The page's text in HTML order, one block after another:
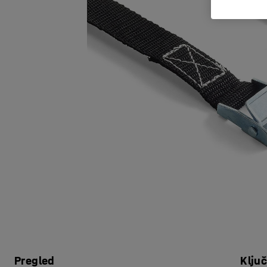
Pregled